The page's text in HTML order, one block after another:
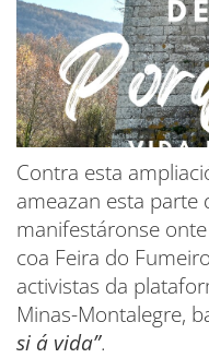
Contra esta
ameazan esta parte
manifestáronse
coa Feira do
activistas da
Minas-Montalegre,
si á vida”.